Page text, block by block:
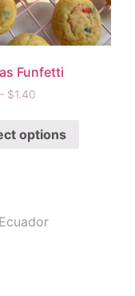
Funfetti
$1.40
options